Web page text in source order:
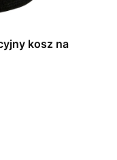
kosz na